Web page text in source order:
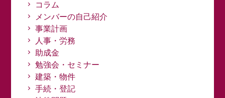
コラム
メンバーの自己紹介
事業計画
人事・労務
助成金
勉強会・セミナー
建築・物件
手続・登記